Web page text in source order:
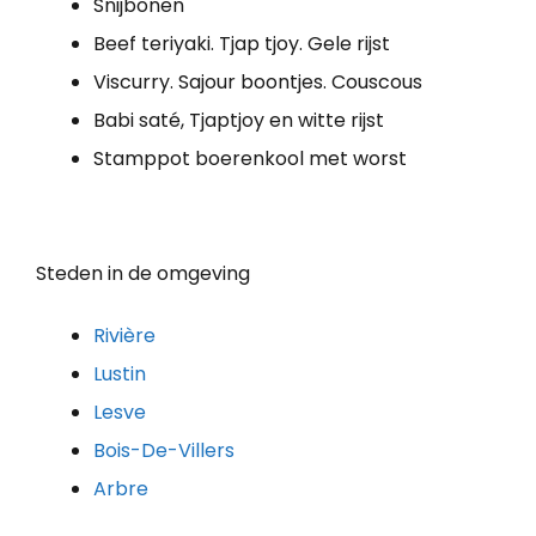
Snijbonen
Beef teriyaki. Tjap tjoy. Gele rijst
Viscurry. Sajour boontjes. Couscous
Babi saté, Tjaptjoy en witte rijst
Stamppot boerenkool met worst
Steden in de omgeving
Rivière
Lustin
Lesve
Bois-De-Villers
Arbre